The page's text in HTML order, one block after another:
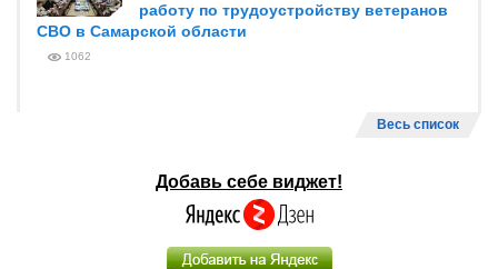
работу по трудоустройству ветеранов
СВО в Самарской области
1062
Весь список
Добавь себе виджет!